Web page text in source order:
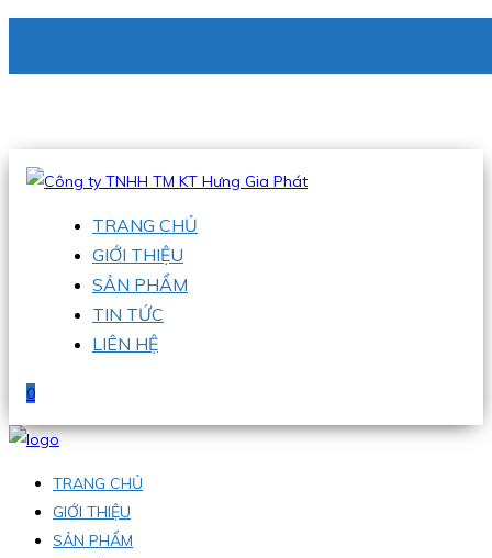
Hotline:0938 336 079
TRANG CHỦ
GIỚI THIỆU
SẢN PHẨM
TIN TỨC
LIÊN HỆ
0
TRANG CHỦ
GIỚI THIỆU
SẢN PHẨM